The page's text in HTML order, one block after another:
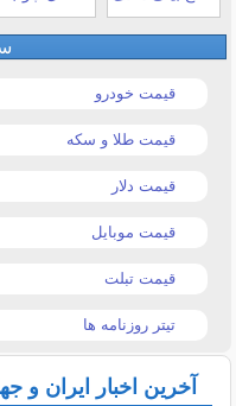
قیمت خودرو
قیمت طلا و سکه
قیمت دلار
قیمت موبایل
قیمت تبلت
تیتر روزنامه ها
آخرین اخبار ایران و